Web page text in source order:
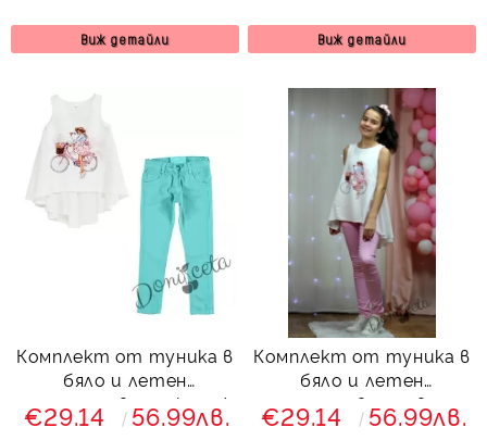
Виж детайли Виж детайли
Комплект от туника в
бяло и летен
панталон в тюркоаз/
мента за момиче
€29.14 56.99лв.
Комплект от туника в
бяло и летен
панталон в розово за
момиче
€29.14 56.99лв.